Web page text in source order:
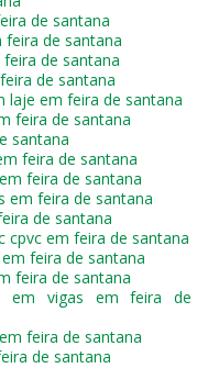
de santana
de santana
de santana
de santana
laje em feira de santana
feira de santana
santana
feira de santana
feira de santana
em feira de santana
de santana
cpvc em feira de santana
feira de santana
feira de santana
em vigas em feira de
feira de santana
de santana